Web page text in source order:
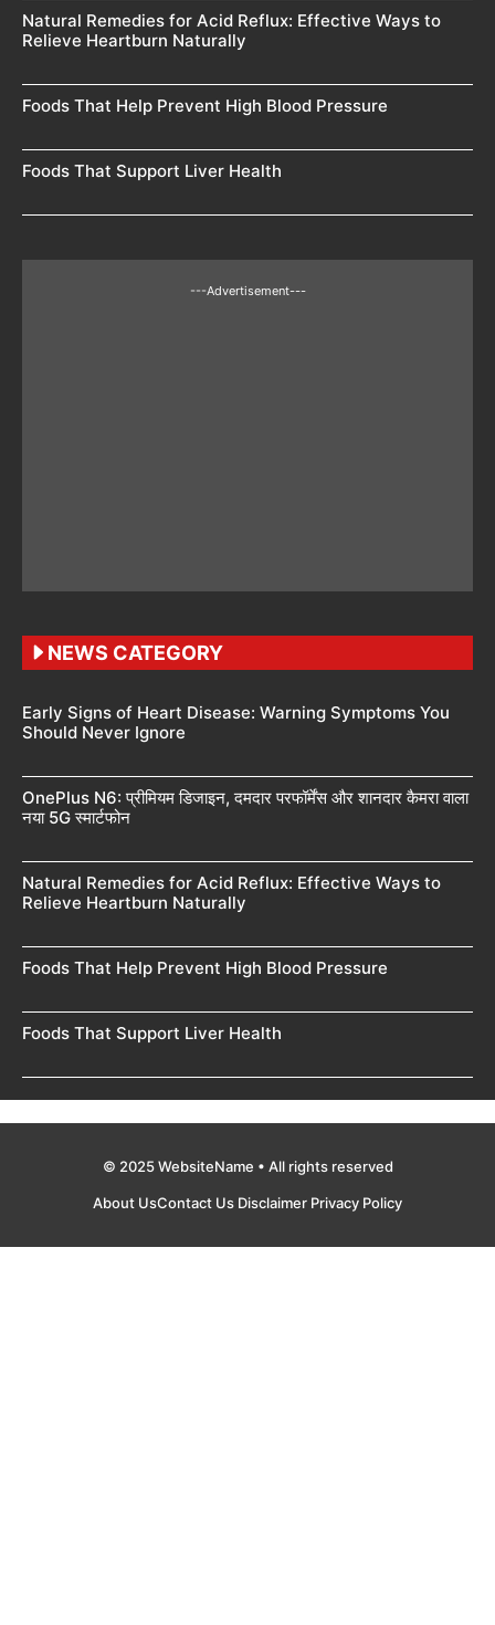
Natural Remedies for Acid Reflux: Effective Ways to
Relieve Heartburn Naturally
Foods That Help Prevent High Blood Pressure
Foods That Support Liver Health
---Advertisement---
NEWS CATEGORY
Early Signs of Heart Disease: Warning Symptoms You
Should Never Ignore
OnePlus N6: प्रीमियम डिजाइन, दमदार परफॉर्मेंस और शानदार कैमरा वाला
नया 5G स्मार्टफोन
Natural Remedies for Acid Reflux: Effective Ways to
Relieve Heartburn Naturally
Foods That Help Prevent High Blood Pressure
Foods That Support Liver Health
© 2025 WebsiteName • All rights reserved
About UsContact Us Disclaimer Privacy Policy